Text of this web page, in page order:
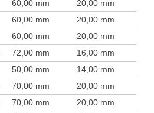
60,00 mm 20,00 mm
60,00 mm 20,00 mm
60,00 mm 20,00 mm
72,00 mm 16,00 mm
50,00 mm 14,00 mm
70,00 mm 20,00 mm
70,00 mm 20,00 mm